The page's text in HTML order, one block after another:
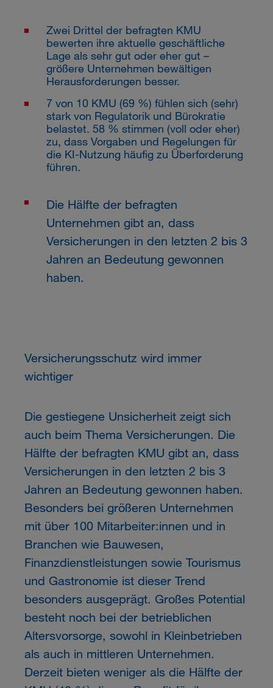
Zwei Drittel der befragten KMU
bewerten ihre aktuelle geschäftliche
Lage als sehr gut oder eher gut –
größere Unternehmen bewältigen
Herausforderungen besser.
7 von 10 KMU (69 %) fühlen sich (sehr)
stark von Regulatorik und Bürokratie
belastet. 58 % stimmen (voll oder eher)
zu, dass Vorgaben und Regelungen für
die KI-Nutzung häufig zu Überforderung
führen.
Die Hälfte der befragten
Unternehmen gibt an, dass
Versicherungen in den letzten 2 bis 3
Jahren an Bedeutung gewonnen
haben.
Versicherungsschutz wird immer
wichtiger
Die gestiegene Unsicherheit zeigt sich
auch beim Thema Versicherungen. Die
Hälfte der befragten KMU gibt an, dass
Versicherungen in den letzten 2 bis 3
Jahren an Bedeutung gewonnen haben.
Besonders bei größeren Unternehmen
mit über 100 Mitarbeiter:innen und in
Branchen wie Bauwesen,
Finanzdienstleistungen sowie Tourismus
und Gastronomie ist dieser Trend
besonders ausgeprägt. Großes Potential
besteht noch bei der betrieblichen
Altersvorsorge, sowohl in Kleinbetrieben
als auch in mittleren Unternehmen.
Derzeit bieten weniger als die Hälfte der